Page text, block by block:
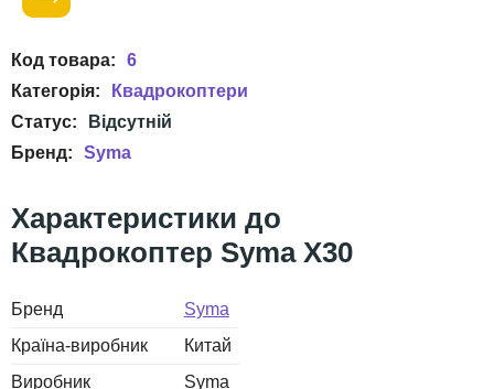
6
Квадрокоптери
Syma
Квадрокоптер Syma X30
Бренд
Syma
Країна-виробник
Китай
Виробник
Syma